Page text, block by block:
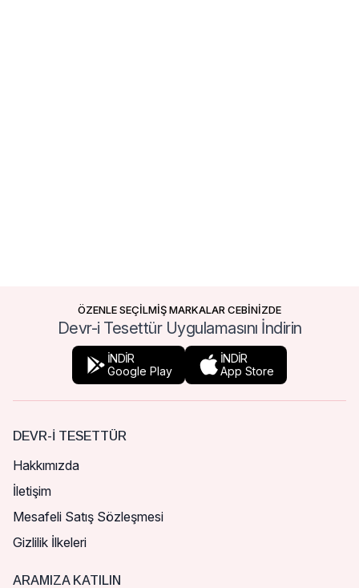
ÖZENLE SEÇİLMİŞ MARKALAR CEBİNİZDE
Devr-i Tesettür Uygulamasını İndirin
İNDİR
Google Play
İNDİR
App Store
DEVR-I TESETTÜR
Hakkımızda
İletişim
Mesafeli Satış Sözleşmesi
Gizlilik İlkeleri
ARAMIZA KATILIN